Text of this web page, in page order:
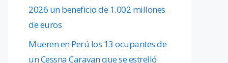
2026 un beneficio de 1.002 millones
de euros
Mueren en Perú los 13 ocupantes de
un Cessna Caravan que se estrelló